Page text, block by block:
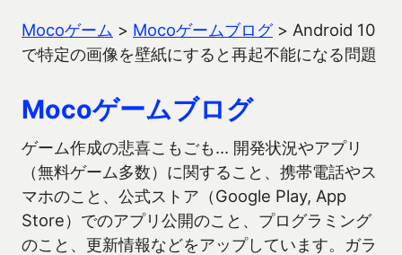
Mocoゲーム > Mocoゲームブログ> Android 10
で特定の画像を壁紙にすると再起不能になる問題
Mocoゲームブログ
ゲーム作成の悲喜こもごも… 開発状況やアプリ
（無料ゲーム多数）に関すること、携帯電話やス
マホのこと、公式ストア（Google Play, App
Store）でのアプリ公開のこと、プログラミング
のこと、更新情報などをアップしています。ガラ